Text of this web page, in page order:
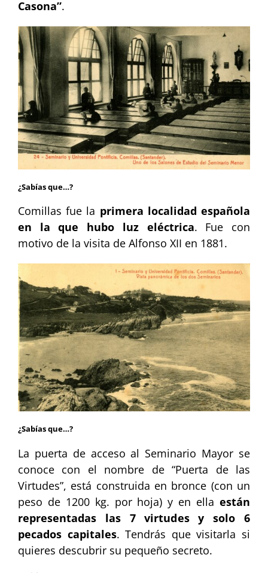
Casona”.
¿Sabías que…?
Comillas fue la primera localidad española
en la que hubo luz eléctrica. Fue con
motivo de la visita de Alfonso XII en 1881.
¿Sabías que…?
La puerta de acceso al Seminario Mayor se
conoce con el nombre de “Puerta de las
Virtudes”, está construida en bronce (con un
peso de 1200 kg. por hoja) y en ella están
representadas las 7 virtudes y solo 6
pecados capitales. Tendrás que visitarla si
quieres descubrir su pequeño secreto.